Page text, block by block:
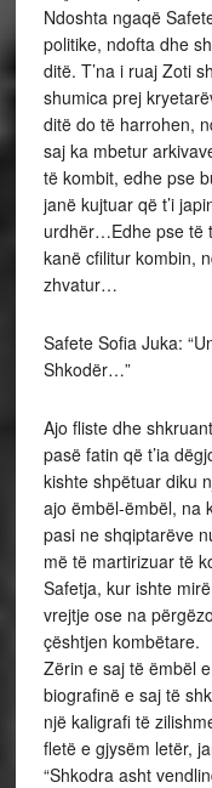
Ndoshta ngaqë
politike, ndofta dhe
ditë. T’na i ruaj Zoti
shumica prej
ditë do të harrohen,
saj ka mbetur
të kombit, edhe pse
janë kujtuar që t’i
urdhër…Edhe pse të
kanë cfilitur kombin,
zhvatur…
Safete Sofia Juka:
Shkodër…”
Ajo fliste dhe
pasë fatin që t’ia
kishte shpëtuar diku
ajo ëmbël-ëmbël, na
pasi ne shqiptarëve
më të martirizuar të
Safetja, kur ishte
vrejtje ose na
çështjen kombëtare.
Zërin e saj të ëmbël
biografinë e saj të
një kaligrafi të
fletë e gjysëm letër,
“Shkodra asht